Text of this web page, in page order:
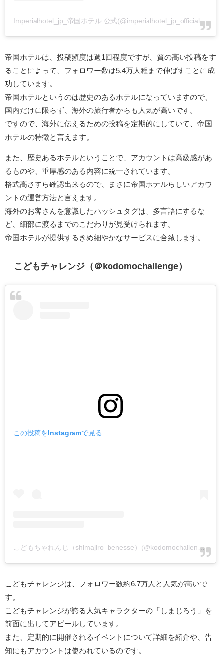
Imperialhotel_jp_帝国ホテル 公式(@imperialhotel_jp_official)がシェアした投稿
帝国ホテルは、投稿頻度は週1回程度ですが、質の高い投稿をす
ることによって、フォロワー数は5.4万人程まで伸ばすことに成
功しています。
帝国ホテルというのは歴史のあるホテルになっていますので、
国内だけに限らず、海外の旅行者からも人気が高いです。
ですので、海外に伝えるための投稿を定期的にしていて、帝国
ホテルの特徴と言えます。
また、歴史あるホテルということで、アカウントは高級感があ
るものや、重厚感のある内容に統一されています。
格式高さすら確認出来るので、まさに帝国ホテルらしいアカウ
ントの運営方法と言えます。
海外のお客さんを意識したハッシュタグは、多言語にするな
ど、細部に渡るまでのこだわりが見受けられます。
帝国ホテルが提供するきめ細やかなサービスに合致します。
こどもチャレンジ（＠kodomochallenge）
この投稿をInstagramで見る
こどもちゃれんじ（shimajiro_benesse）(@kodomochallenge)がシェアした投稿
こどもチャレンジは、フォロワー数約6.7万人と人気が高いで
す。
こどもチャレンジが誇る人気キャラクターの「しまじろう」を
前面に出してアピールしています。
また、定期的に開催されるイベントについて詳細を紹介や、告
知にもアカウントは使われているのです。